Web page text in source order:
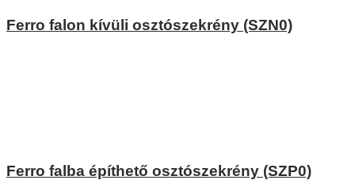
Ferro falon kívüli osztószekrény (SZN0)
Ferro falba építhető osztószekrény (SZP0)